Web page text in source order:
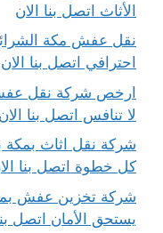
الأثاث اتصل بنا الان
احترافي اتصل بنا الان
لا تنافس اتصل بنا الان
كل خطوة اتصل بنا
يستحق الأمان اتصل